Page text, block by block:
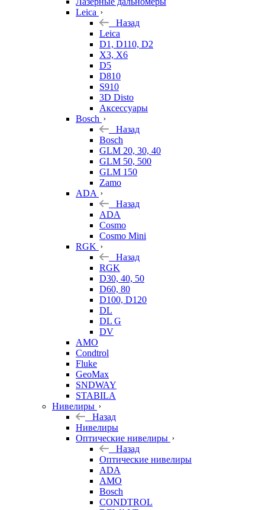
Leica
Назад
Leica
D1, D110, D2
X3, X6
D5
D810
S910
3D Disto
Аксессуары
Bosch
Назад
Bosch
GLM 20, 30, 40
GLM 50, 500
GLM 150
Zamo
ADA
Назад
ADA
Cosmo
Cosmo Mini
RGK
Назад
RGK
D30, 40, 50
D60, 80
D100, D120
DL
DL G
DV
AMO
Condtrol
Fluke
GeoMax
SNDWAY
STABILA
Нивелиры
Назад
Нивелиры
Оптические нивелиры
Назад
Оптические нивелиры
ADA
AMO
Bosch
CONDTROL